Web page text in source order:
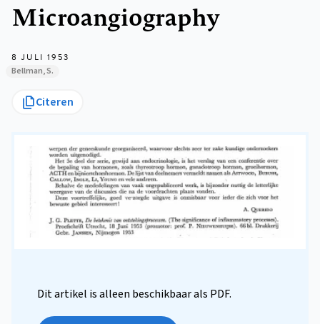
Microangiography
8 JULI 1953
Bellman, S.
Citeren
Dit artikel is alleen beschikbaar als PDF.